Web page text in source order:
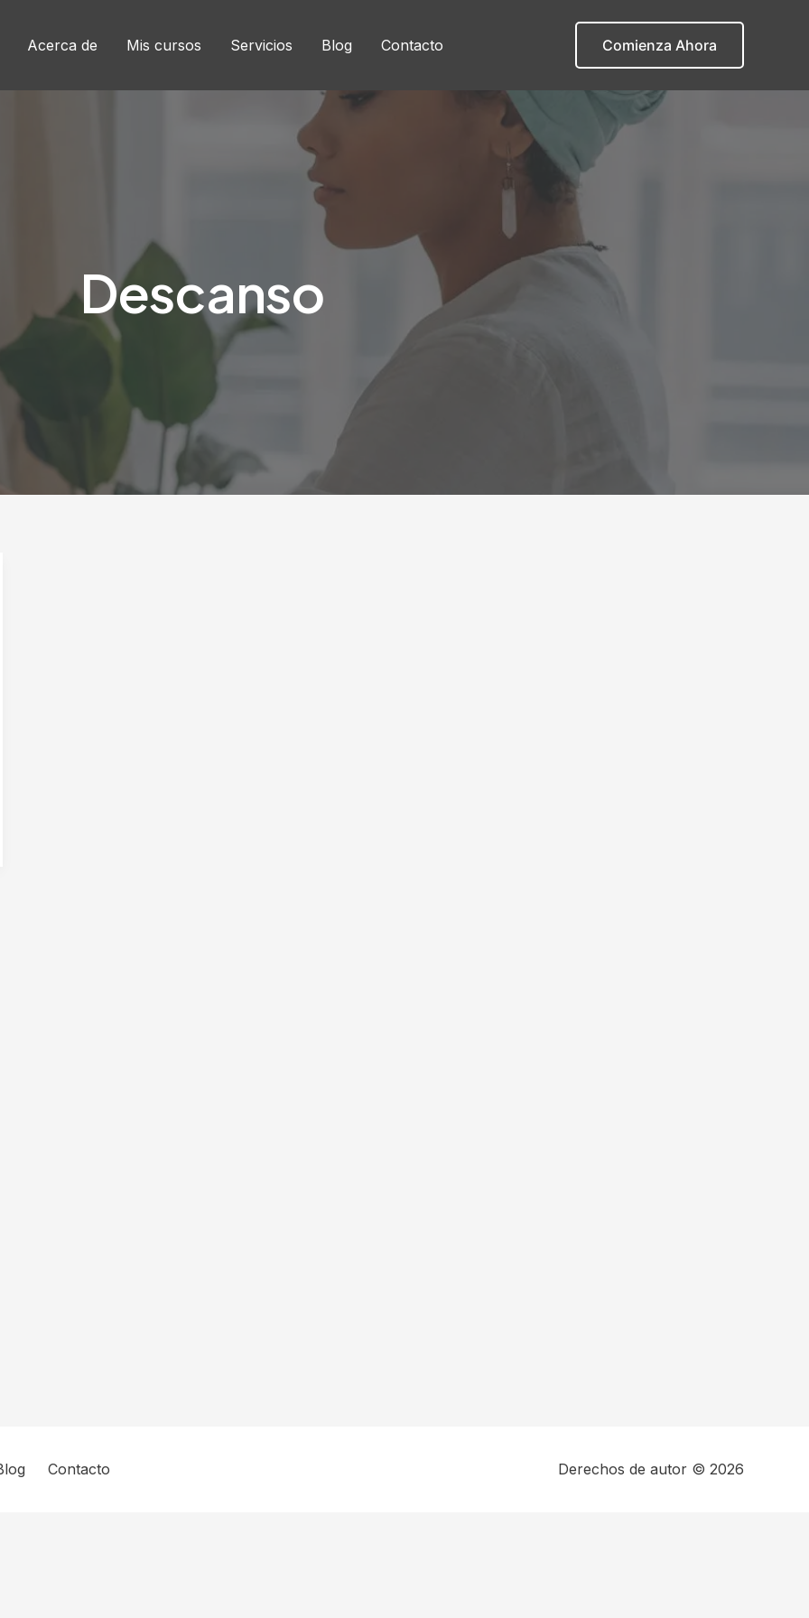
Acerca de Mis cursos Servicios Blog Contacto Comienza Ahora
Descanso
Contacto Derechos de autor © 2026